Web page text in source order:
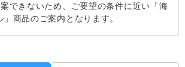
できないため、ご要望の条件に近い「海
商品のご案内となります。